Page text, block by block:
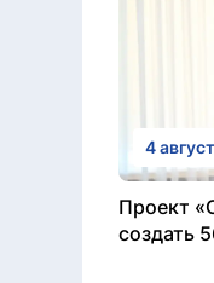
4
Проект
создать